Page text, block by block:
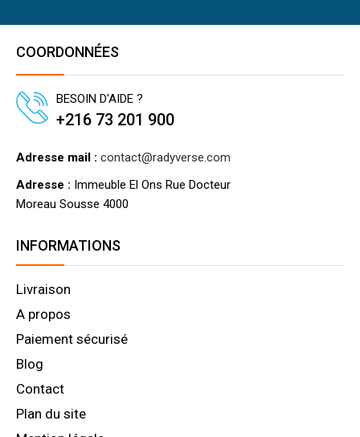
COORDONNÉES
BESOIN D'AIDE ?
+216 73 201 900
Adresse mail : contact@radyverse.com
Adresse : Immeuble El Ons Rue Docteur
Moreau Sousse 4000
INFORMATIONS
Livraison
A propos
Paiement sécurisé
Blog
Contact
Plan du site